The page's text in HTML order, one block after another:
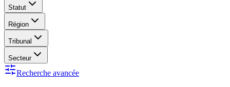
Statut
Région
Tribunal
Secteur
Recherche avancée